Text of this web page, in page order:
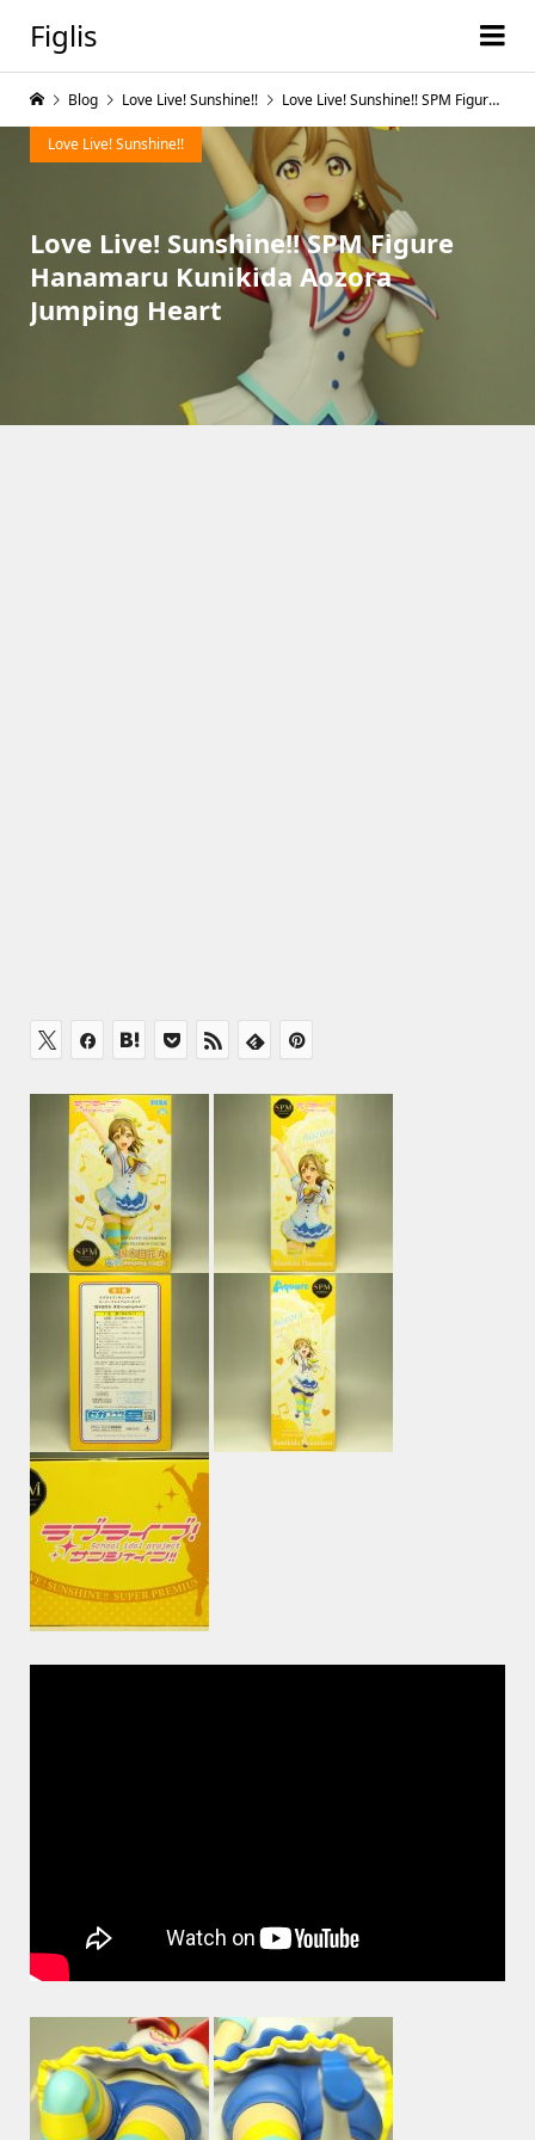
Figlis
Love Live! Sunshine!! SPM Figure
Hanamaru Kunikida Aozora
Jumping Heart
Love Live! Sunshine!!
Blog Love Live! Sunshine!! Love Live! Sunshine!! SPM Figure Hanamaru Kunikida Aozora Jumping Heart